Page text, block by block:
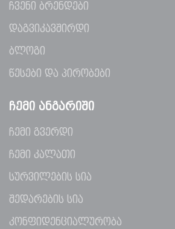
ჩვენი ბრენდები
დაგვიკავშირდი
ბლოგი
წესები და პირობები
ᲩᲔᲛᲘ ᲐᲜᲒᲐᲠᲘᲨᲘ
ჩემი გვერდი
ჩემი კალათი
სურვილების სია
შედარების სია
კონფიდენციალურობა